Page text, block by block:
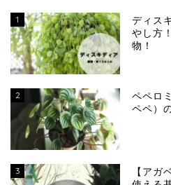
1
ディス
やし方
物！
2
ペペロ
ペペ）
3
【アガ